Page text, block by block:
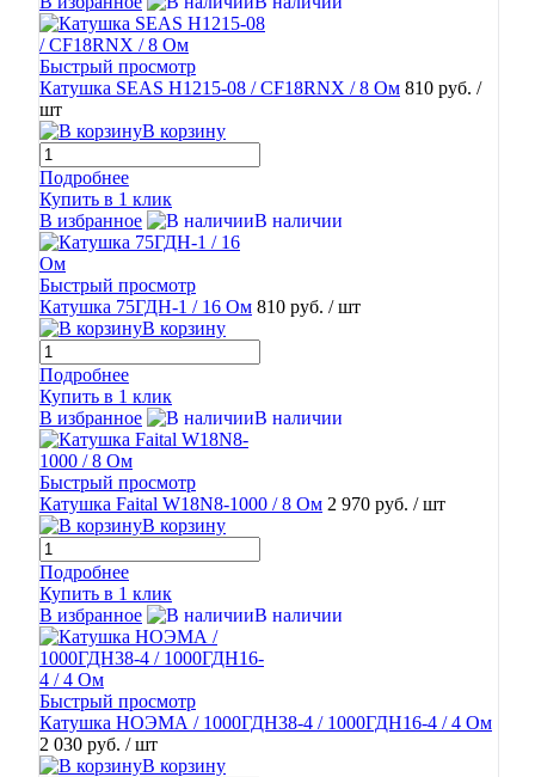
Быстрый просмотр
Катушка SEAS H1215-08 / CF18RNX / 8 Ом 810 руб. /
шт
В корзину
Подробнее
Купить в 1 клик
В избранное
В наличии
Быстрый просмотр
Катушка 75ГДН-1 / 16 Ом 810 руб. / шт
В корзину
Подробнее
Купить в 1 клик
В избранное
В наличии
Быстрый просмотр
Катушка Faital W18N8-1000 / 8 Ом 2 970 руб. / шт
В корзину
Подробнее
Купить в 1 клик
В избранное
В наличии
Быстрый просмотр
Катушка НОЭМА / 1000ГДН38-4 / 1000ГДН16-4 / 4 Ом
2 030 руб. / шт
В корзину